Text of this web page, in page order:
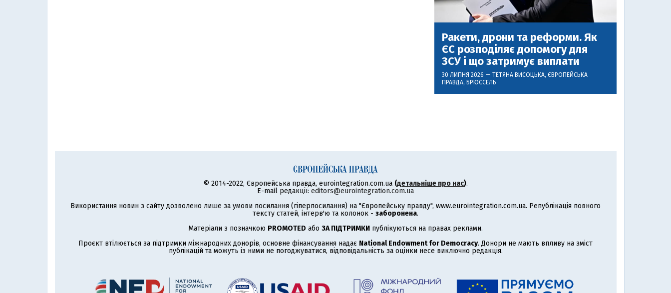
Ракети, дрони та реформи. Як
ЄС розподіляє допомогу для
ЗСУ і що затримує виплати
30 ЛИПНЯ 2026 — ТЕТЯНА ВИСОЦЬКА, ЄВРОПЕЙСЬКА
ПРАВДА, БРЮССЕЛЬ
© 2014-2022, Європейська правда, eurointegration.com.ua (детальніше про нас).
E-mail редакції: editors@eurointegration.com.ua
Використання новин з сайту дозволено лише за умови посилання (гіперпосилання) на "Європейську правду", www.eurointegration.com.ua. Републікація повного
тексту статей, інтерв'ю та колонок - заборонена.
Матеріали з позначкою PROMOTED або ЗА ПІДТРИМКИ публікуються на правах реклами.
Проєкт втілюється за підтримки міжнародних донорів, основне фінансування надає National Endowment for Democracy. Донори не мають впливу на зміст
публікацій та можуть із ними не погоджуватися, відповідальність за оцінки несе виключно редакція.